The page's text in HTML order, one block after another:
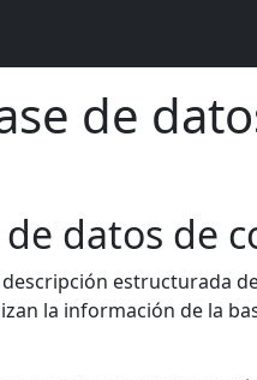
de
datos de
estructurada
la información de la